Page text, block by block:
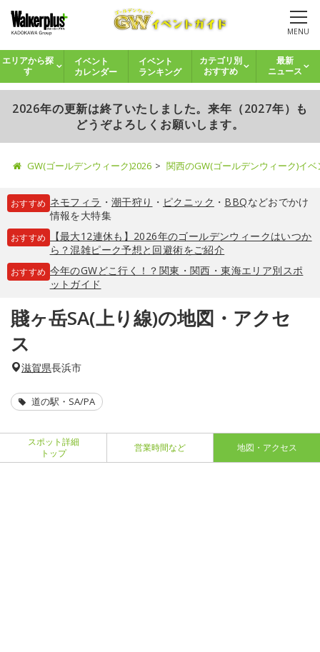
MENU
エリアから探
す
イベント
カレンダー
イベント
ランキング
カテゴリ別
おすすめ
最新
ニュース
2026年の更新は終了いたしました。来年（2027年）も
どうぞよろしくお願いします。
GW(ゴールデンウィーク)2026 関西のGW(ゴールデンウィーク)イ
おすすめ ネモフィラ ・ 潮干狩り ・ ピクニック ・ BBQなどおでかけ
情報を大特集
おすすめ
【最大12連休も】2026年のゴールデンウィークはいつか
ら？混雑ピーク予想と回避術をご紹介
おすすめ 今年のGWどこ行く！？関東・関西・東海エリア別スポ
ットガイド
賤ヶ岳SA(上り線)の地図・アクセ
ス
滋賀県長浜市
道の駅・SA/PA
スポット詳細
トップ
営業時間など 地図・アクセス